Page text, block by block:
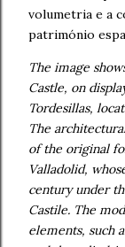
volumetria e a
património
The image
Castle, on
Tordesillas,
The
of the original
Valladolid,
century under
Castile. The
elements, such